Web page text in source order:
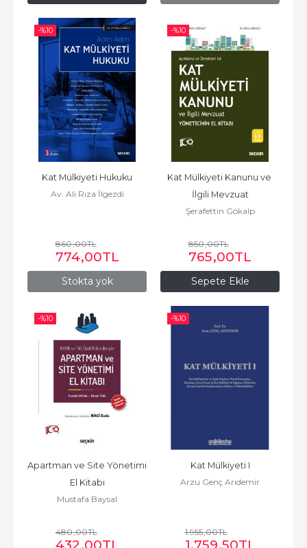
-%10
Stokta yok
Kat Mülkiyeti Hukuku
Av. Ali Rıza İlgezdi
860,00TL
774,00TL
-%10
Sepete Ekle
Kat Mülkiyeti Kanunu ve
İlgili Mevzuat
Şerafettin Gökalp
850,00TL
765,00TL
-%10
Apartman ve Site Yönetimi
El Kitabı
Mustafa Baysal
480,00TL
432,00TL
-%10
Kat Mülkiyeti I
Arzu Genç Arıdemir
1.955,00TL
1.759,50TL